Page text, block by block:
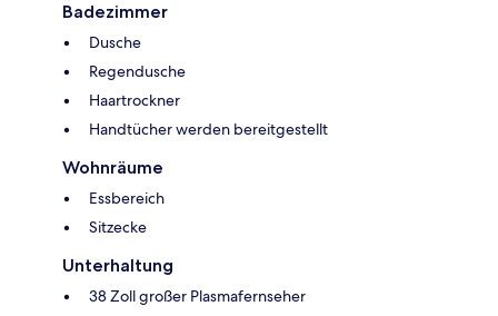
Badezimmer
Dusche
Regendusche
Haartrockner
Handtücher werden bereitgestellt
Wohnräume
Essbereich
Sitzecke
Unterhaltung
38 Zoll großer Plasmafernseher